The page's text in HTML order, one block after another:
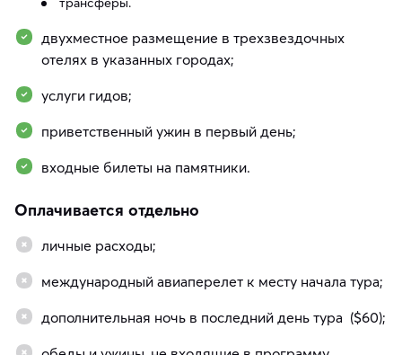
двухместное размещение в трехзвездочных
отелях в указанных городах;
услуги гидов;
приветственный ужин в первый день;
входные билеты на памятники.
Оплачивается отдельно
личные расходы;
международный авиаперелет к месту начала тура;
дополнительная ночь в последний день тура ($60);